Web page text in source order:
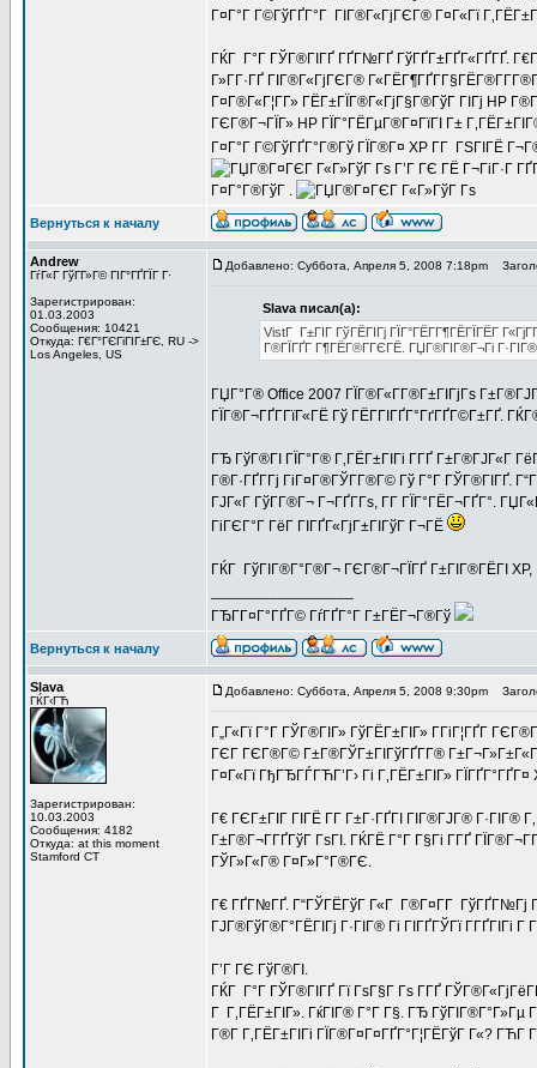
Г¤Г°Г Г©ГўГҐГ°Г ГІГ®Г«ГјГЄГ® Г¤Г«Гї
ГЌГ Г°Г ГЎГ®ГІГҐ ГҐГ№ГҐ ГўГҐГ±ГҐГ«ГҐГҐ.
Г»Г­Г·ГҐ ГІГ®Г«ГјГЄГ®
Г¤Г®Г«Г¦Г­Г» ГЁГ±ГЇГ®Г«ГјГ§Г®ГўГ ГІГј HP
ГЄГ®Г¬ГЇГ» HP ГЇГ°ГЁГµГ®Г¤ГїГІ Г±
Г¤Г°Г Г©ГўГҐГ°Г®Гў ГЇГ®Г¤ XP Г­Г ГЅГІГЁ
Г’Г ГЄ ГЁ Г¬ГіГ·Г
Г¤Г°Г®ГўГ .
Вернуться к началу
Andrew
ГѓГ«Г ГўГ­Г»Г© ГІГ°ГҐГЇГ Г·
Зарегистрирован:
01.03.2003
Сообщения: 10421
Откуда: Г€Г°ГЄГіГІГ±ГЄ, RU ->
Los Angeles, US
Добавлено: Суббота, Апреля 5, 2008 7:18pm
Slava писал(а):
VistГ Г±ГІГ ГўГЁГІГј ГЇГ°ГЁГ­Г¶ГЁГЇГЁГ
Г®ГЇГҐГ Г¶ГЁГ®Г­ГЄГЁ. ГЏГ®ГІГ®Г¬Гі
ГЏГ°Г® Office 2007 ГЇГ®Г«Г­Г®Г±ГІГјГѕ
ГЇГ®Г¬ГҐГ­ГїГ«ГЁ Гў ГЁГ­ГІГҐГ°ГґГҐГ©Г±ГҐ.
ГЂ ГўГ®ГІ ГЇГ°Г® Г‚ГЁГ±ГІГі Г­ГҐ Г±Г®ГЈГ«Г
Г®Г·ГҐГ­Гј ГіГ¤Г®ГЎГ­Г®Г© Гў Г°Г ГЎГ®ГІГҐ.
ГЈГ«Г ГўГ­Г®Г¬ Г¬ГҐГ­Гѕ, Г­Г ГЇГ°ГЁГ¬ГҐГ°.
ГіГЄГ°Г ГёГ ГІГҐГ«ГјГ±ГІГўГ Г¬ГЁ
ГЌГ ГўГІГ®Г°Г®Г¬ ГЄГ®Г¬ГЇГҐ Г±ГІГ®ГЁГІ
ГЂГ­Г¤Г°ГҐГ© ГѓГҐГ°Г Г±ГЁГ¬Г®Гў
Вернуться к началу
Slava
ГЌГ‹ГЋ
Зарегистрирован:
10.03.2003
Сообщения: 4182
Откуда: at this moment
Stamford CT
Добавлено: Суббота, Апреля 5, 2008 9:30pm
Г„Г«Гї Г°Г ГЎГ®ГІГ» ГўГЁГ±ГІГ» Г­ГіГ¦ГҐГ­
ГЄГ ГЄГ®Г© Г±Г®ГЎГ±ГІГўГҐГ­Г®
Г¤Г«Гї ГђГЂГЃГЋГ’Г› Гі Г‚ГЁГ±ГІГ» ГЇГҐГ°ГҐГ¤
Г€ ГЄГ±ГІГ ГІГЁ Г­Г Г±Г·ГҐГІ ГІГ®ГЈГ® Г·ГІГ®
Г±Г®Г¬Г­ГҐГўГ ГѕГІ. ГЌГЁ Г°Г Г§Гі Г­ГҐ
ГЎГ»Г«Г® Г¤Г»Г°Г®ГЄ.
Г€ ГҐГ№ГҐ. Г“ГЎГЁГўГ Г«Г Г®Г¤Г­Г ГўГҐГ№Гј
ГЈГ®ГўГ®Г°ГЁГІГј Г·ГІГ® Гі ГІГҐГЎГї Г­ГҐГІГі
Г’Г ГЄ ГўГ®ГІ.
ГЌГ Г°Г ГЎГ®ГІГҐ Гї ГѕГ§Г Гѕ Г­ГҐ
Г Г‚ГЁГ±ГІГ». ГќГІГ® Г°Г Г§. ГЂ
Г®Г­ Г‚ГЁГ±ГІГі ГЇГ®Г¤Г¤ГҐГ°Г¦ГЁГўГ Г«? ГЋГ­